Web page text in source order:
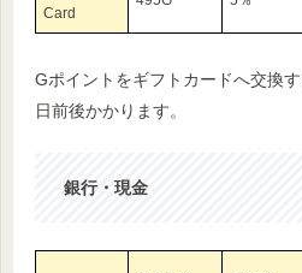
Card
Gポイントをギフトカードへ交換
日前後かかります。
銀行・現金